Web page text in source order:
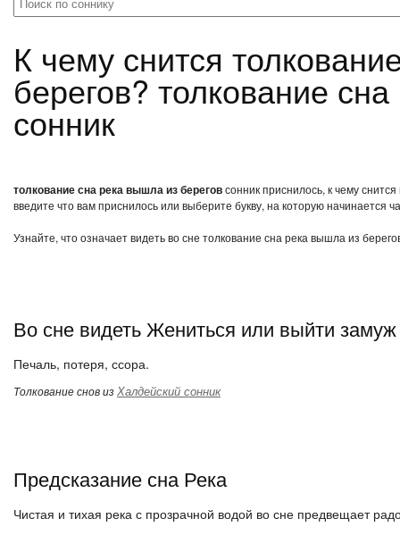
К чему снится толкование сна река вышла из
берегов? толкование
сонник
толкование сна река вышла из береговсонник приснилось, к чему
введите что вам приснилось или выберите букву, на которую начинается
Узнайте, что означает видеть во сне толкование сна река вышла из
Во сне видеть Жениться или выйти замуж
Печаль, потеря, ссора.
Толкование снов изХалдейский сонник
Предсказание сна Река
Чистая и тихая река с прозрачной водой во сне предвещает